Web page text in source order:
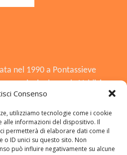
Consenso
utilizziamo tecnologie come i cookie
alle informazioni del dispositivo. Il
permetterà di elaborare dati come il
ID unici su questo sito. Non
può influire negativamente su alcune
nel 1990 a Pontassieve
nel 2008, è tornata in
musica, notizie locali,
Si distingue per essere
una forte presenza in FM,